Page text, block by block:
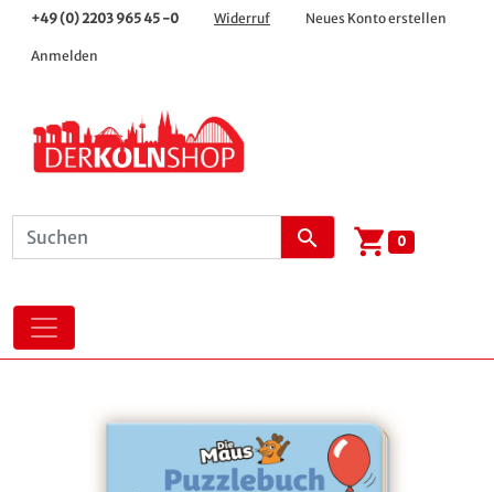
+49 (0) 2203 965 45 -0 Widerruf Neues Konto erstellen
Anmelden
search shopping_cart 0